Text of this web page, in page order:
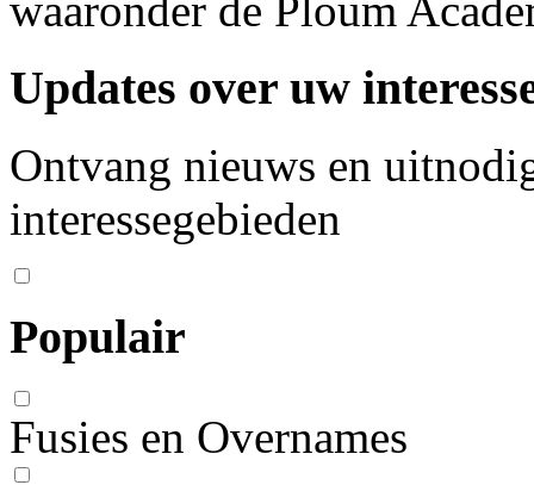
waaronder de Ploum
Updates over uw
Ontvang nieuws en
interessegebieden
Populair
Fusies en Overnames